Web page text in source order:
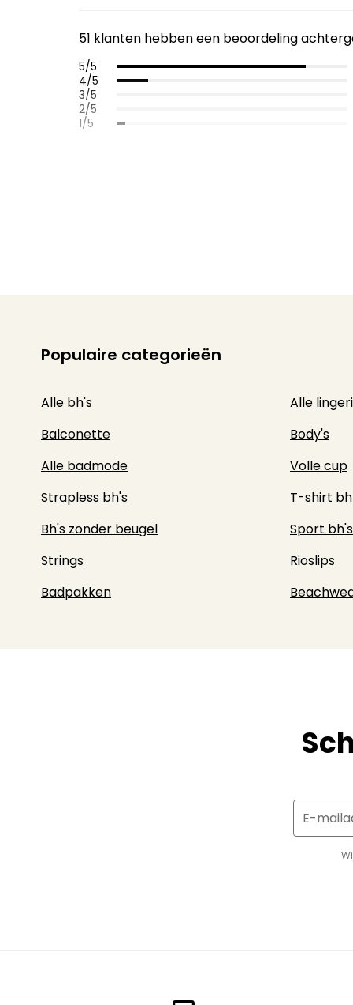
51 klanten hebben een beoordeling
5/5
4/5
3/5
2/5
1/5
Populaire categorieën
Alle bh's Alle
Balconette
Body's
Alle badmode
Volle cup
Strapless bh's
T-shirt bh
Bh's zonder beugel
Sport bh's
Strings
Rioslips
Badpakken
E-